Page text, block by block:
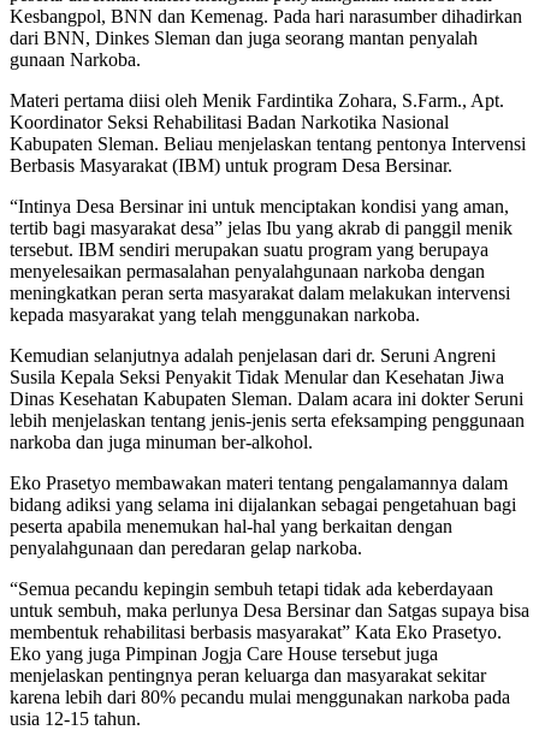
Kesbangpol, BNN dan Kemenag. Pada hari narasumber dihadirkan
dari BNN, Dinkes Sleman dan juga seorang mantan penyalah
gunaan Narkoba.
Materi pertama diisi oleh Menik Fardintika Zohara, S.Farm., Apt.
Koordinator Seksi Rehabilitasi Badan Narkotika Nasional
Kabupaten Sleman. Beliau menjelaskan tentang pentonya Intervensi
Berbasis Masyarakat (IBM) untuk program Desa Bersinar.
“Intinya Desa Bersinar ini untuk menciptakan kondisi yang aman,
tertib bagi masyarakat desa” jelas Ibu yang akrab di panggil menik
tersebut. IBM sendiri merupakan suatu program yang berupaya
menyelesaikan permasalahan penyalahgunaan narkoba dengan
meningkatkan peran serta masyarakat dalam melakukan intervensi
kepada masyarakat yang telah menggunakan narkoba.
Kemudian selanjutnya adalah penjelasan dari dr. Seruni Angreni
Susila Kepala Seksi Penyakit Tidak Menular dan Kesehatan Jiwa
Dinas Kesehatan Kabupaten Sleman. Dalam acara ini dokter Seruni
lebih menjelaskan tentang jenis-jenis serta efeksamping penggunaan
narkoba dan juga minuman ber-alkohol.
Eko Prasetyo membawakan materi tentang pengalamannya dalam
bidang adiksi yang selama ini dijalankan sebagai pengetahuan bagi
peserta apabila menemukan hal-hal yang berkaitan dengan
penyalahgunaan dan peredaran gelap narkoba.
“Semua pecandu kepingin sembuh tetapi tidak ada keberdayaan
untuk sembuh, maka perlunya Desa Bersinar dan Satgas supaya bisa
membentuk rehabilitasi berbasis masyarakat” Kata Eko Prasetyo.
Eko yang juga Pimpinan Jogja Care House tersebut juga
menjelaskan pentingnya peran keluarga dan masyarakat sekitar
karena lebih dari 80% pecandu mulai menggunakan narkoba pada
usia 12-15 tahun.